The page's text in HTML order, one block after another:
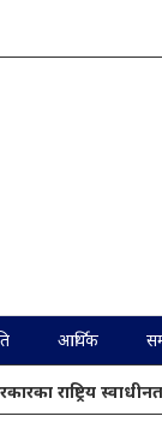
आर्थिक